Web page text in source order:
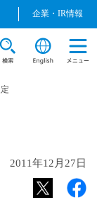
企業・IR情報
2011年12月27日